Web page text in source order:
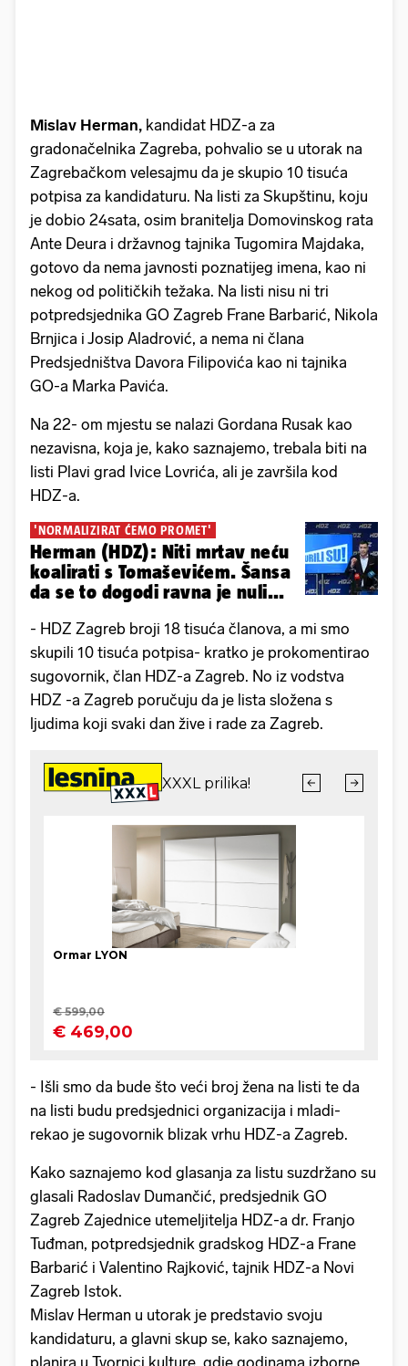
Mislav Herman, kandidat HDZ-a za
gradonačelnika Zagreba, pohvalio se u utorak na
Zagrebačkom velesajmu da je skupio 10 tisuća
potpisa za kandidaturu. Na listi za Skupštinu, koju
je dobio 24sata, osim branitelja Domovinskog rata
Ante Deura i državnog tajnika Tugomira Majdaka,
gotovo da nema javnosti poznatijeg imena, kao ni
nekog od političkih težaka. Na listi nisu ni tri
potpredsjednika GO Zagreb Frane Barbarić, Nikola
Brnjica i Josip Aladrović, a nema ni člana
Predsjedništva Davora Filipovića kao ni tajnika
GO-a Marka Pavića.
Na 22- om mjestu se nalazi Gordana Rusak kao
nezavisna, koja je, kako saznajemo, trebala biti na
listi Plavi grad Ivice Lovrića, ali je završila kod
HDZ-a.
'NORMALIZIRAT ĆEMO PROMET'
Herman (HDZ): Niti mrtav neću
koalirati s Tomaševićem. Šansa
da se to dogodi ravna je nuli...
- HDZ Zagreb broji 18 tisuća članova, a mi smo
skupili 10 tisuća potpisa- kratko je prokomentirao
sugovornik, član HDZ-a Zagreb. No iz vodstva
HDZ -a Zagreb poručuju da je lista složena s
ljudima koji svaki dan žive i rade za Zagreb.
- Išli smo da bude što veći broj žena na listi te da
na listi budu predsjednici organizacija i mladi-
rekao je sugovornik blizak vrhu HDZ-a Zagreb.
Kako saznajemo kod glasanja za listu suzdržano su
glasali Radoslav Dumančić, predsjednik GO
Zagreb Zajednice utemeljitelja HDZ-a dr. Franjo
Tuđman, potpredsjednik gradskog HDZ-a Frane
Barbarić i Valentino Rajković, tajnik HDZ-a Novi
Zagreb Istok.
Mislav Herman u utorak je predstavio svoju
kandidaturu, a glavni skup se, kako saznajemo,